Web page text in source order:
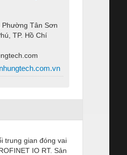
Phường Tân Sơn
TP. Hồ Chí
trung gian đóng vai
IO RT. Sản